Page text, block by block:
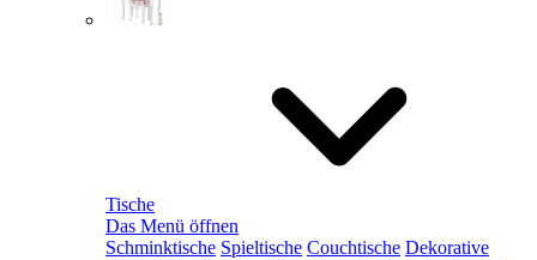
Tische
Das Menü öffnen
Schminktische Spieltische Couchtische Dekorative